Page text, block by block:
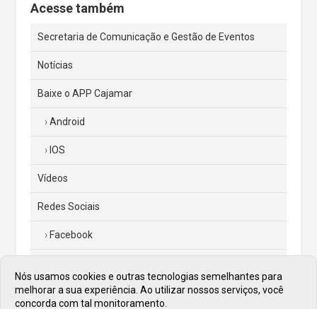
Acesse também
Secretaria de Comunicação e Gestão de Eventos
Notícias
Baixe o APP Cajamar
Android
IOS
Vídeos
Redes Sociais
Facebook
Twitter
Nós usamos cookies e outras tecnologias semelhantes para
melhorar a sua experiência. Ao utilizar nossos serviços, você
concorda com tal monitoramento.